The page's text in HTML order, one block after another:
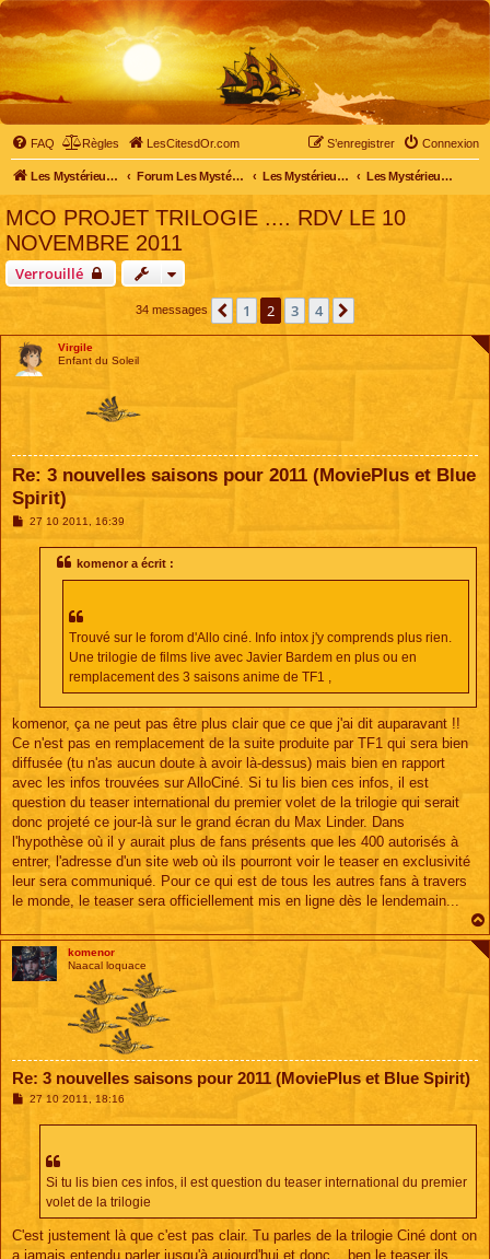
FAQ Règles LesCitesdOr.com Connexion
S’enregistrer
Les Mystérieuses Cités d'Or - LesCitesdOr.com Forum Les Mystérieuses Cités d'Or Les Mystérieuses Cités d'Or Les Mystérieuses Cités d'Or : le film
MCO PROJET TRILOGIE .... RDV LE 10
NOVEMBRE 2011
Verrouillé
34 messages Précédente
1 2 3 4
Virgile
Enfant du Soleil
Re: 3 nouvelles saisons pour 2011 (MoviePlus et Blue
Spirit)
M27 10 2011, 16:39
komenor a écrit :
Trouvé sur le forom d'Allo ciné. Info intox j'y comprends plus rien.
Une trilogie de films live avec Javier Bardem en plus ou en
remplacement des 3 saisons anime de TF1 ,
komenor, ça ne peut pas être plus clair que ce que j'ai dit auparavant !!
Ce n'est pas en remplacement de la suite produite par TF1 qui sera bien
diffusée (tu n'as aucun doute à avoir là-dessus) mais bien en rapport
avec les infos trouvées sur AlloCiné. Si tu lis bien ces infos, il est
question du teaser international du premier volet de la trilogie qui serait
donc projeté ce jour-là sur le grand écran du Max Linder. Dans
l'hypothèse où il y aurait plus de fans présents que les 400 autorisés à
entrer, l'adresse d'un site web où ils pourront voir le teaser en exclusivité
leur sera communiqué. Pour ce qui est de tous les autres fans à travers
le monde, le teaser sera officiellement mis en ligne dès le lendemain...
komenor
Naacal loquace
Re: 3 nouvelles saisons pour 2011 (MoviePlus et Blue Spirit)
M27 10 2011, 18:16
Si tu lis bien ces infos, il est question du teaser international du premier
volet de la trilogie
C'est justement là que c'est pas clair. Tu parles de la trilogie Ciné dont on
a jamais entendu parler jusqu'à aujourd'hui et donc... ben le teaser ils